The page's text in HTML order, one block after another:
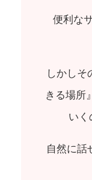
便利な
しかしそ
きる場所
いく
自然に話